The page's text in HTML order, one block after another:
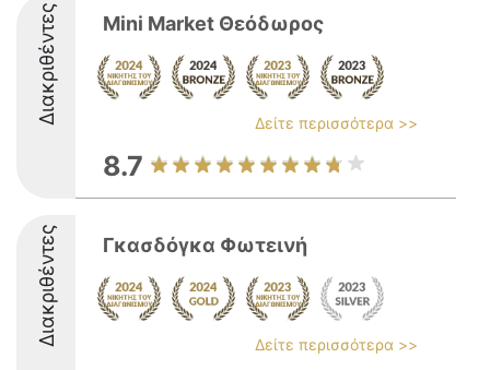
Διακριθέντες Mini Market Θεόδωρος
Δείτε περισσότερα >>
8.7
Διακριθέντες Γκασδόγκα Φωτεινή
Δείτε περισσότερα >>